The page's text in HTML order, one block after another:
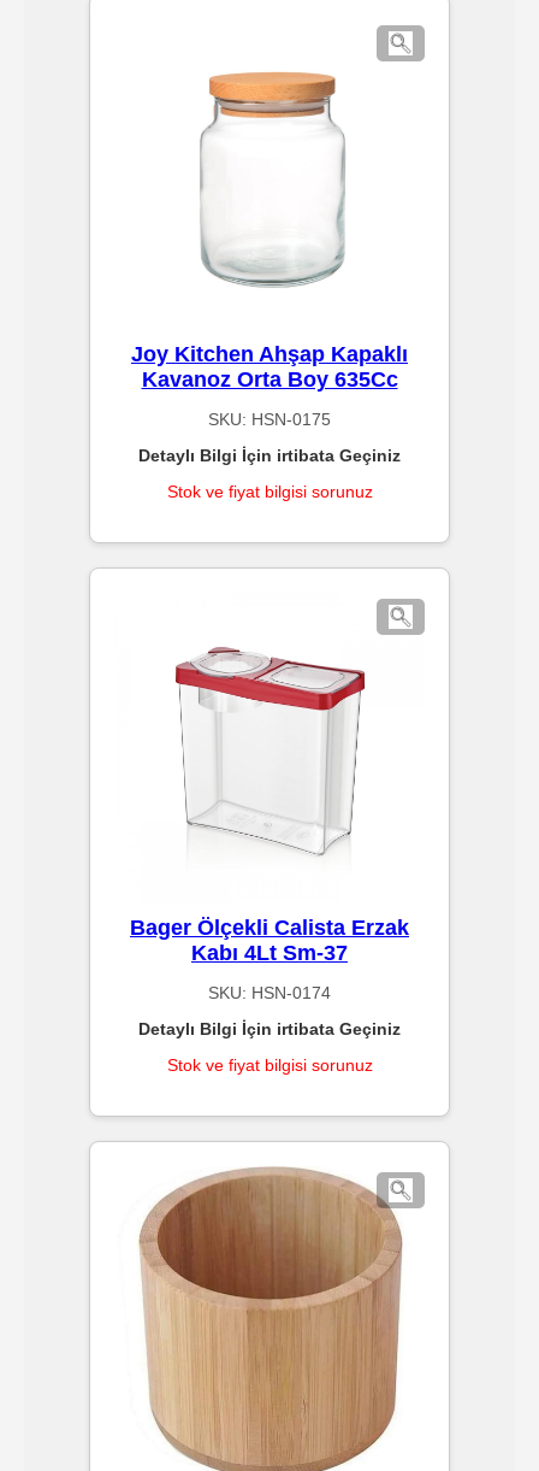
Seramik
Buklet
Ürünler
Poşetler
Torbaları
Amerikan
Servisler
Ürünleri
Koliler
Sektörler
Cafe
Joy Kitchen Ahşap Kapaklı
Kavanoz Orta Boy 635Cc
SKU: HSN-0175
Detaylı Bilgi İçin irtibata Geçiniz
Stok ve fiyat bilgisi sorunuz
Bager Ölçekli Calista Erzak
Kabı 4Lt Sm-37
SKU: HSN-0174
Detaylı Bilgi İçin irtibata Geçiniz
Stok ve fiyat bilgisi sorunuz